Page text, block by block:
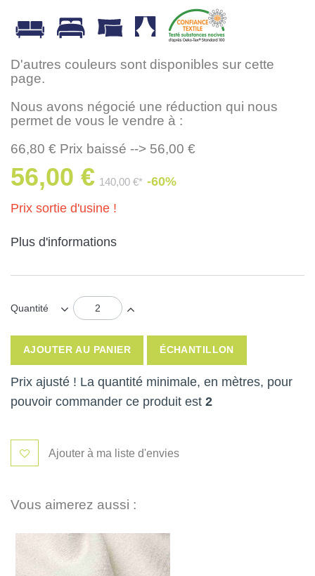
D'autres couleurs sont disponibles sur cette
page.
Nous avons négocié une réduction qui nous
permet de vous le vendre à :
66,80 € Prix baissé --> 56,00 €
56,00 € 140,00 €* -60%
Prix sortie d'usine !
Plus d'informations
Quantité
AJOUTER AU PANIER ÉCHANTILLON
Prix ajusté ! La quantité minimale, en mètres, pour
pouvoir commander ce produit est 2
Ajouter à ma liste d'envies
Vous aimerez aussi :